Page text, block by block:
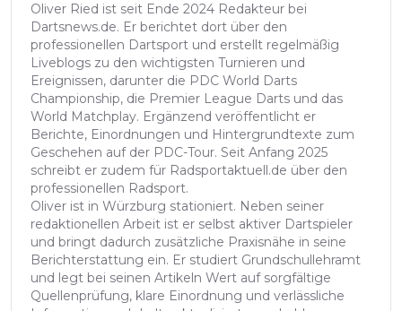
Oliver Ried ist seit Ende 2024 Redakteur bei
Dartsnews.de. Er berichtet dort über den
professionellen Dartsport und erstellt regelmäßig
Liveblogs zu den wichtigsten Turnieren und
Ereignissen, darunter die PDC World Darts
Championship, die Premier League Darts und das
World Matchplay. Ergänzend veröffentlicht er
Berichte, Einordnungen und Hintergrundtexte zum
Geschehen auf der PDC-Tour. Seit Anfang 2025
schreibt er zudem für Radsportaktuell.de über den
professionellen Radsport.
Oliver ist in Würzburg stationiert. Neben seiner
redaktionellen Arbeit ist er selbst aktiver Dartspieler
und bringt dadurch zusätzliche Praxisnähe in seine
Berichterstattung ein. Er studiert Grundschullehramt
und legt bei seinen Artikeln Wert auf sorgfältige
Quellenprüfung, klare Einordnung und verlässliche